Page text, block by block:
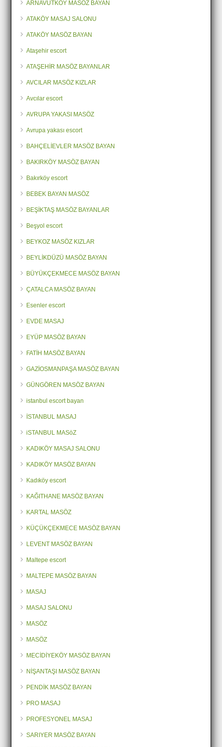
ARNAVUTKÖY MASÖZ BAYAN
ATAKÖY MASAJ SALONU
ATAKÖY MASÖZ BAYAN
Ataşehir escort
ATAŞEHİR MASÖZ BAYANLAR
AVCILAR MASÖZ KIZLAR
Avcılar escort
AVRUPA YAKASI MASÖZ
Avrupa yakası escort
BAHÇELİEVLER MASÖZ BAYAN
BAKIRKÖY MASÖZ BAYAN
Bakırköy escort
BEBEK BAYAN MASÖZ
BEŞİKTAŞ MASÖZ BAYANLAR
Beşyol escort
BEYKOZ MASÖZ KIZLAR
BEYLİKDÜZÜ MASÖZ BAYAN
BÜYÜKÇEKMECE MASÖZ BAYAN
ÇATALCA MASÖZ BAYAN
Esenler escort
EVDE MASAJ
EYÜP MASÖZ BAYAN
FATİH MASÖZ BAYAN
GAZİOSMANPAŞA MASÖZ BAYAN
GÜNGÖREN MASÖZ BAYAN
istanbul escort bayan
İSTANBUL MASAJ
iSTANBUL MASöZ
KADIKÖY MASAJ SALONU
KADIKÖY MASÖZ BAYAN
Kadıköy escort
KAĞITHANE MASÖZ BAYAN
KARTAL MASÖZ
KÜÇÜKÇEKMECE MASÖZ BAYAN
LEVENT MASÖZ BAYAN
Maltepe escort
MALTEPE MASÖZ BAYAN
MASAJ
MASAJ SALONU
MASÖZ
MASÖZ
MECİDİYEKÖY MASÖZ BAYAN
NİŞANTAŞI MASÖZ BAYAN
PENDİK MASÖZ BAYAN
PRO MASAJ
PROFESYONEL MASAJ
SARIYER MASÖZ BAYAN